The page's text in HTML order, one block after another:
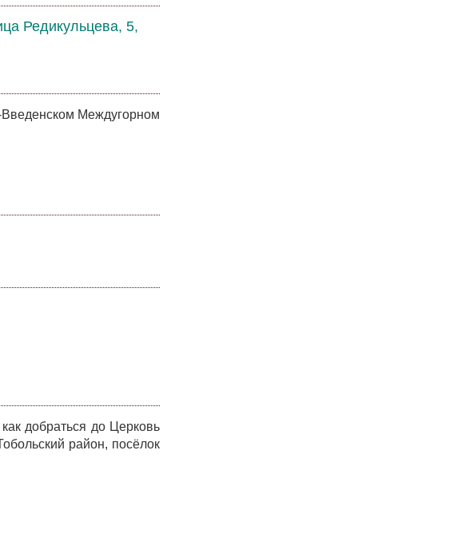
Редикульцева, 5,
Междугорном
добраться до Церковь
район, посёлок